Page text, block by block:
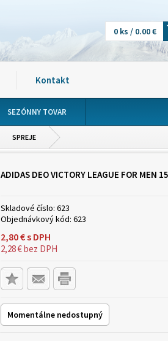
0 ks / 0.00 €
Kontakt
SEZÓNNY TOVAR
SPREJE
ADIDAS DEO VICTORY LEAGUE FOR MEN
Skladové číslo: 623
Objednávkový kód: 623
2,80€s DPH
2,28€bez DPH
Momentálne nedostupný